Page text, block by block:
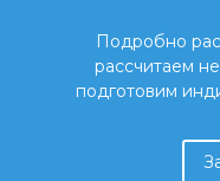
Подробно
рассчитаем
подготовим